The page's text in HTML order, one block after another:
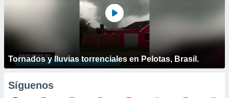
Tornados y lluvias torrenciales en Pelotas, Brasil.
Síguenos